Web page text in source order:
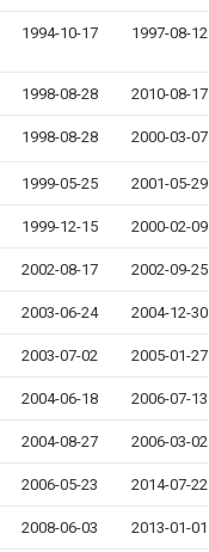
1994-10-17 1997-08-12
1998-08-28 2010-08-17
1998-08-28 2000-03-07
1999-05-25 2001-05-29
1999-12-15 2000-02-09
2002-08-17 2002-09-25
2003-06-24 2004-12-30
2003-07-02 2005-01-27
2004-06-18 2006-07-13
2004-08-27 2006-03-02
2006-05-23 2014-07-22
2008-06-03 2013-01-01